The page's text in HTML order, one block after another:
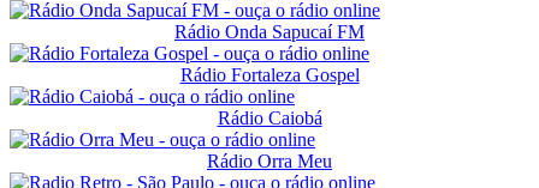
Rádio Onda Sapucaí FM
Rádio Fortaleza Gospel
Rádio Caiobá
Rádio Orra Meu